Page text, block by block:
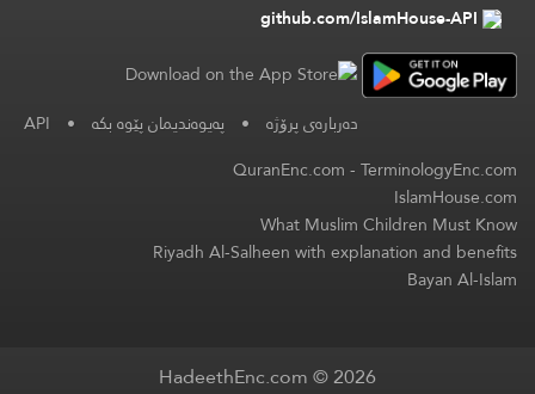
github.com/IslamHouse-API
دەربارەی پرۆژە • په‌یوه‌ندیمان پێوه‌ بكه‌ •
API
QuranEnc.com-TerminologyEnc.com
IslamHouse.com
What Muslim Children Must Know
Riyadh Al-Salheen with explanation and benefits
Bayan Al-Islam
HadeethEnc.com © 2026